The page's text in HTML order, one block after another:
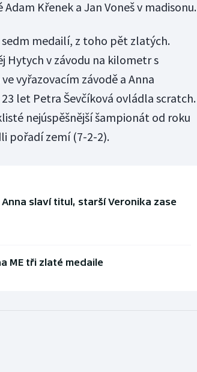
Křenek a Jan Voneš v madisonu.
medailí, z toho pět zlatých.
Hytych v závodu na kilometr s
vyřazovacím závodě a Anna
let Petra Ševčíková ovládla scratch.
nejúspěšnější šampionát od roku
pořadí zemí (7-2-2).
slaví titul, starší Veronika zase
ME tři zlaté medaile